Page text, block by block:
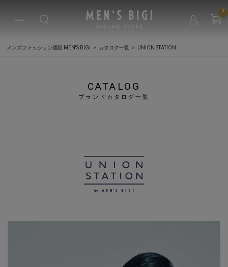
0
メンズファッション通販 MEN'S BIGI カタログ一覧 UNION STATION
CATALOG
ブランドカタログ一覧